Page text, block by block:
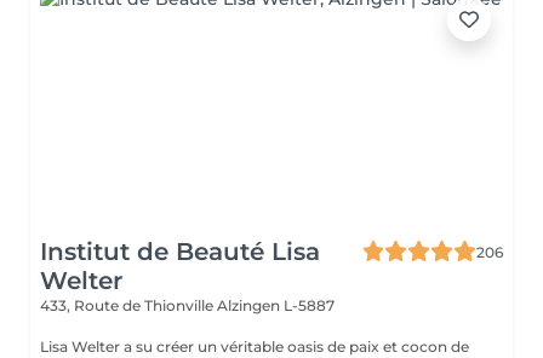
Institut de Beauté Lisa
Welter
206
433, Route de Thionville Alzingen L-5887
Lisa Welter a su créer un véritable oasis de paix et cocon de